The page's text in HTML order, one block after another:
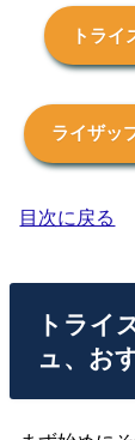
トラ
ライザッ
目次に戻る
トライ
ュ、お